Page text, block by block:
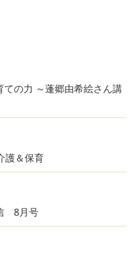
ての力 ～蓬郷由希絵さん講
護＆保育
8月号